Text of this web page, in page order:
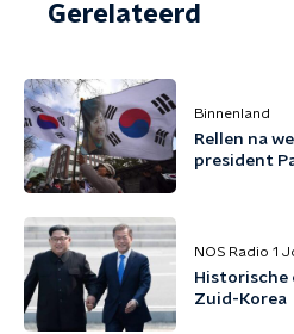
Gerelateerd
Binnenland
Rellen na
president
NOS Radio 1
Historische
Zuid-Korea